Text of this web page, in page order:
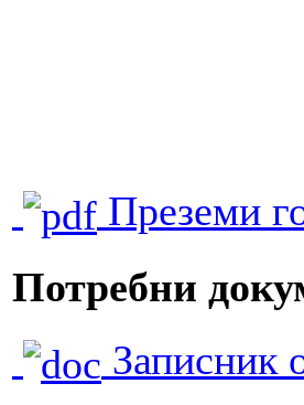
Преземи
Потребни
Записник